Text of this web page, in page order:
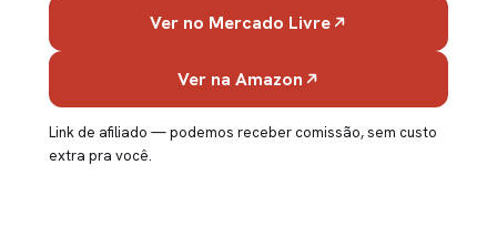
Ver no Mercado Livre
Ver na Amazon
Link de afiliado — podemos receber comissão, sem custo
extra pra você.